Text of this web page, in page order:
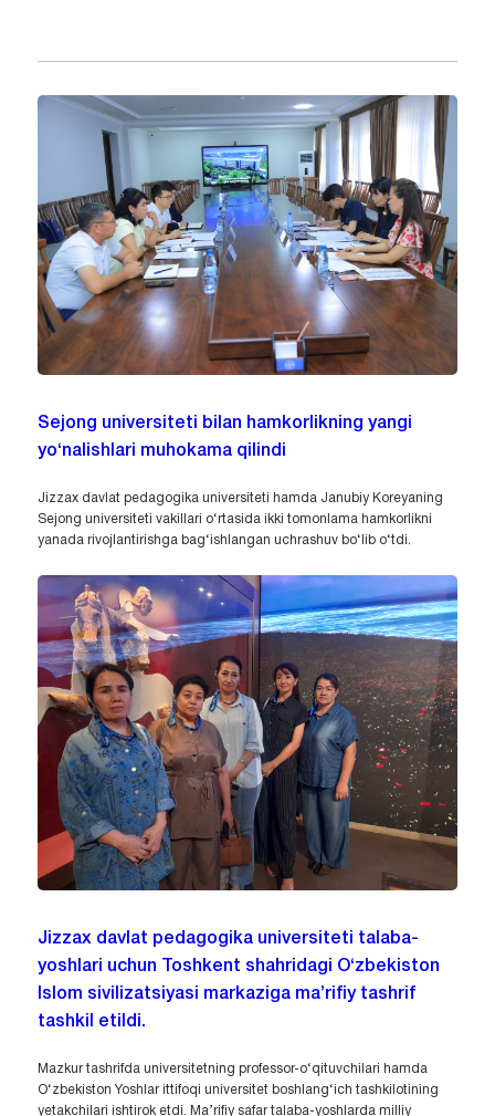
Sejong universiteti bilan hamkorlikning yangi
yo‘nalishlari muhokama qilindi
Jizzax davlat pedagogika universiteti hamda Janubiy Koreyaning
Sejong universiteti vakillari o‘rtasida ikki tomonlama hamkorlikni
yanada rivojlantirishga bag‘ishlangan uchrashuv bo‘lib o‘tdi.
Jizzax davlat pedagogika universiteti talaba-
yoshlari uchun Toshkent shahridagi O‘zbekiston
Islom sivilizatsiyasi markaziga ma’rifiy tashrif
tashkil etildi.
Mazkur tashrifda universitetning professor-o‘qituvchilari hamda
O‘zbekiston Yoshlar ittifoqi universitet boshlang‘ich tashkilotining
yetakchilari ishtirok etdi. Ma’rifiy safar talaba-yoshlarda milliy